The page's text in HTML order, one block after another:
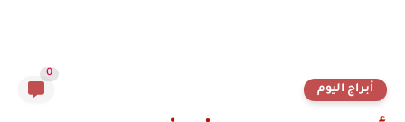
أبراج اليوم
0